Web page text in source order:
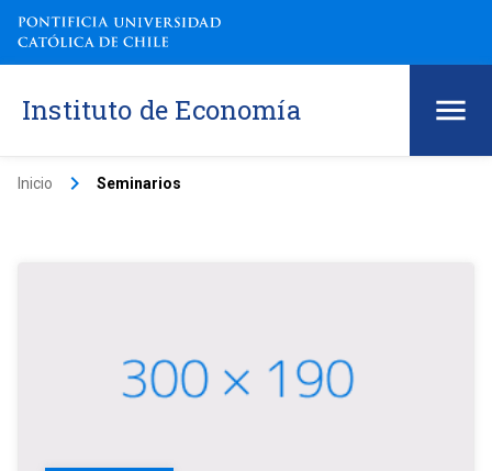
Instituto de Economía
Inicio keyboard_arrow_right Seminarios